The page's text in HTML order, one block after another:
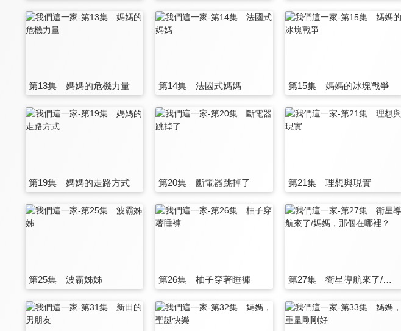
第13集 媽媽的危機力量 第14集 法國式媽媽 第15集 媽媽的冰塊戰爭
第19集 媽媽的走路方式 第20集 斷電器跳掉了 第21集 理想與現實
第25集 波霸姊姊 第26集 柚子穿著睡褲 第27集 衛星導航來了/媽媽，那個在哪裡？